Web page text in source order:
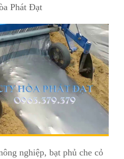
Phát Đạt
nghiệp, bạt phủ che cỏ